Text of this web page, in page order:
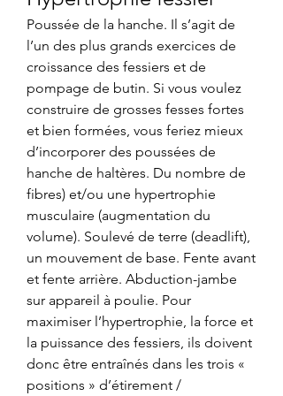
Poussée de la hanche. Il s’agit de
l’un des plus grands exercices de
croissance des fessiers et de
pompage de butin. Si vous voulez
construire de grosses fesses fortes
et bien formées, vous feriez mieux
d’incorporer des poussées de
hanche de haltères. Du nombre de
fibres) et/ou une hypertrophie
musculaire (augmentation du
volume). Soulevé de terre (deadlift),
un mouvement de base. Fente avant
et fente arrière. Abduction-jambe
sur appareil à poulie. Pour
maximiser l’hypertrophie, la force et
la puissance des fessiers, ils doivent
donc être entraînés dans les trois «
positions » d’étirement /